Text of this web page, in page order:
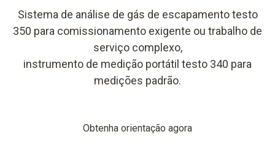
Sistema de análise de gás de escapamento testo
350 para comissionamento exigente ou trabalho de
serviço complexo,
instrumento de medição portátil testo 340 para
medições padrão.
Obtenha orientação agora